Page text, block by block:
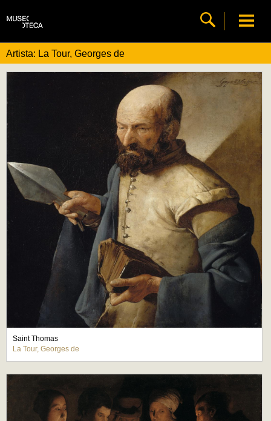
Artista: La Tour, Georges de
Saint Thomas
La Tour, Georges de